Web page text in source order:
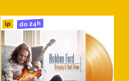
lp do 24h